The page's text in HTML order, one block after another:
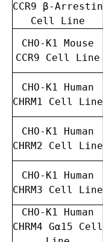
CCR9 β-Arrestin
Cell Line
CHO-K1 Mouse
CCR9 Cell Line
CHO-K1 Human
CHRM1 Cell Line
CHO-K1 Human
CHRM2 Cell Line
CHO-K1 Human
CHRM3 Cell Line
CHO-K1 Human
CHRM4 Gα15 Cell